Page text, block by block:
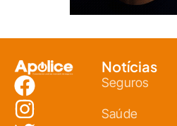
Notícias
Seguros
Saúde